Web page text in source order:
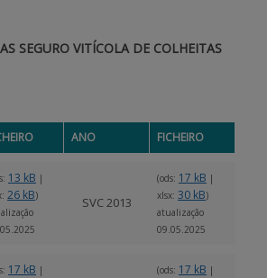
SEGURO VITÍCOLA DE COLHEITAS
ANO FICHEIRO
13 kB |
26 kB)
SVC 2013
(ods: 17 kB |
xlsx: 30 kB)
atualização
09.05.2025
17 kB |
(ods: 17 kB |